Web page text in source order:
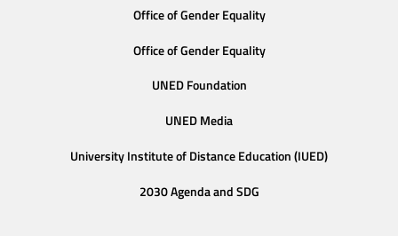
Office of Gender Equality
Office of Gender Equality
UNED Foundation
UNED Media
University Institute of Distance Education (IUED)
2030 Agenda and SDG